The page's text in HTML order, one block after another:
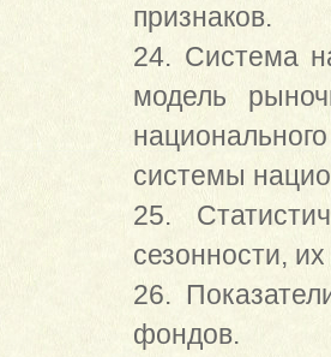
признаков.
24. Система
модель
системы
25.
сезонности,
26.
фондов.